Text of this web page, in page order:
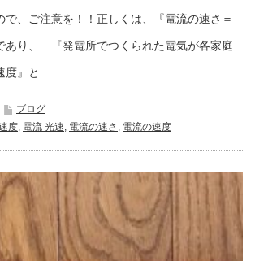
で、ご注意を！！正しくは、『電流の速さ＝
あり、 『発電所でつくられた電気が各家庭
』と...
ブログ
度, 電流 光速, 電流の速さ , 電流の速度